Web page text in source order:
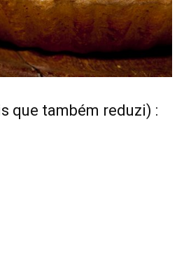
que também reduzi) :